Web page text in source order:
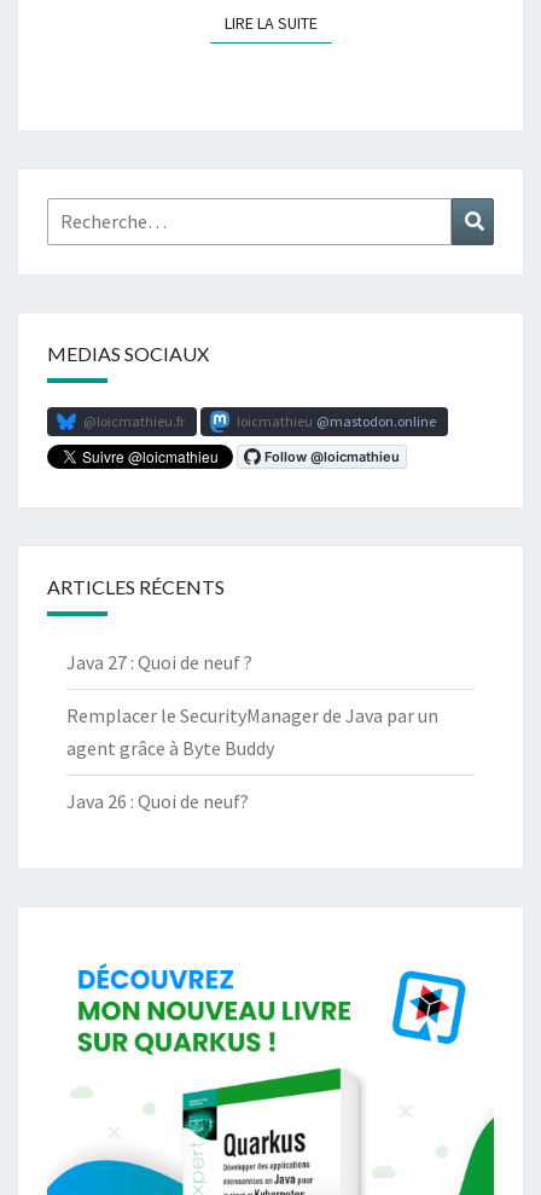
LIRE LA SUITELIRE LA SUITE
Rechercher :
MEDIAS SOCIAUX
@loicmathieu.fr loicmathieu mastodon.online
ARTICLES RÉCENTS
Java 27 : Quoi de neuf ?
Remplacer le SecurityManager de Java par un
agent grâce à Byte Buddy
Java 26 : Quoi de neuf?